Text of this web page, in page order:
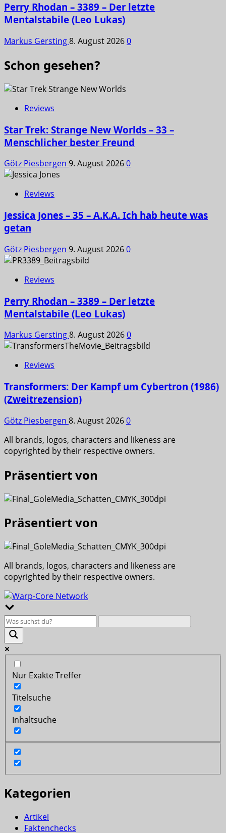
Perry Rhodan – 3389 – Der letzte
Mentalstabile (Leo Lukas)
Markus Gersting8. August 20260
Schon gesehen?
Reviews
Star Trek: Strange New Worlds – 33 –
Menschlicher bester Freund
Götz Piesbergen 9. August 20260
Reviews
Jessica Jones – 35 – A.K.A. Ich hab heute was
getan
Götz Piesbergen 9. August 20260
Reviews
Perry Rhodan – 3389 – Der letzte
Mentalstabile (Leo Lukas)
Markus Gersting8. August 20260
Reviews
Transformers: Der Kampf um Cybertron (1986)
(Zweitrezension)
Götz Piesbergen 8. August 20260
All brands, logos, characters and likeness are
copyrighted by their respective owners.
Präsentiert von
Präsentiert von
All brands, logos, characters and likeness are
copyrighted by their respective owners.
Nur Exakte Treffer
Titelsuche
Inhaltsuche
Kategorien
Artikel
Faktenchecks